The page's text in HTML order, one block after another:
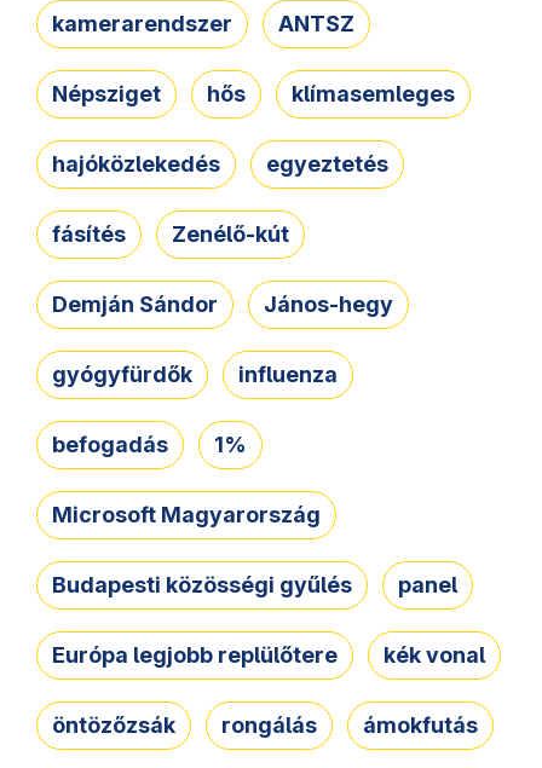
kamerarendszer ANTSZ
Népsziget hős klímasemleges
hajóközlekedés egyeztetés
fásítés Zenélő-kút
Demján Sándor János-hegy
gyógyfürdők influenza
befogadás 1%
Microsoft Magyarország
Budapesti közösségi gyűlés panel
Európa legjobb replülőtere kék vonal
öntözőzsák rongálás ámokfutás